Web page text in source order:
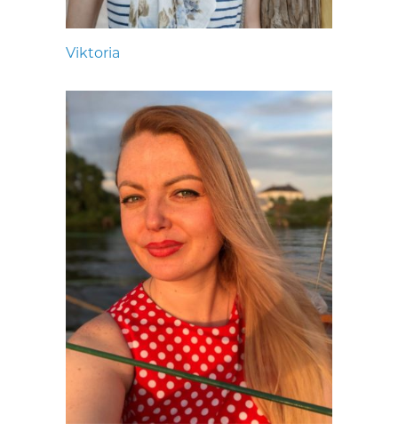
Viktoria